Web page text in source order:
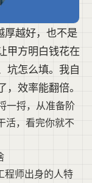
厚越好，也不是
甲方明白钱花在
坑怎么填。我自
效率能翻倍。
一捋，从准备阶
活，看完你就不
程师出身的人特